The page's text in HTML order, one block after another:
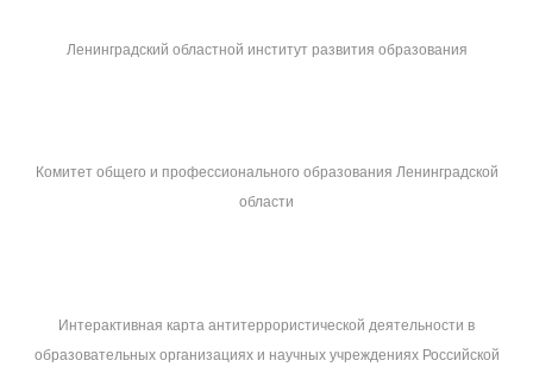
Ленинградский областной институт развития образования
Комитет общего и профессионального образования Ленинградской
области
Интерактивная карта антитеррористической деятельности в
образовательных организациях и научных учреждениях Российской